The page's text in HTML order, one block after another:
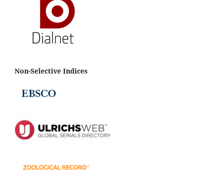
Non-Selective Indices